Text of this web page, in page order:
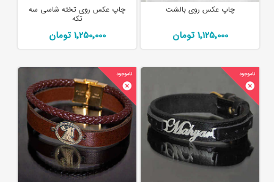
چاپ عکس روی بالشت
1٬125٬000 تومان
چاپ عکس روی تخته شاسی سه
تکه
1٬250٬000 تومان